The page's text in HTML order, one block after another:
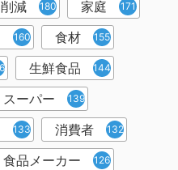
減 180 家庭 171
160 食材 155
生鮮食品 144
スーパー 139
133 消費者 132
食品メーカー 126